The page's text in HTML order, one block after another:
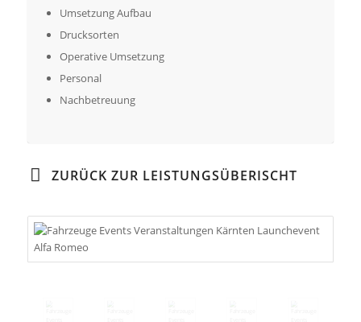
Umsetzung Aufbau
Drucksorten
Operative Umsetzung
Personal
Nachbetreuung
ZURÜCK ZUR LEISTUNGSÜBERISCHT